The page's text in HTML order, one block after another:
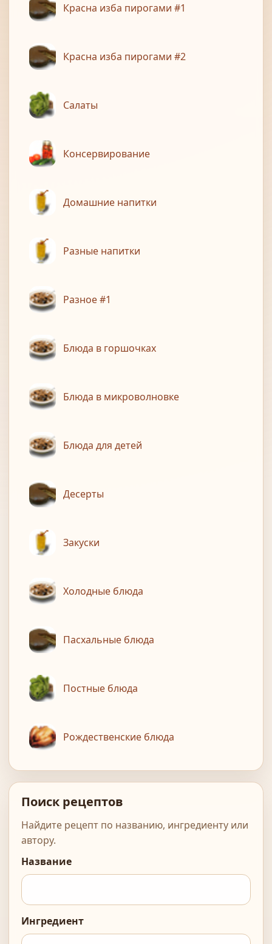
Красна изба пирогами #1
Красна изба пирогами #2
Салаты
Консервирование
Домашние напитки
Разные напитки
Разное #1
Блюда в горшочках
Блюда в микроволновке
Блюда для детей
Десерты
Закуски
Холодные блюда
Пасхальные блюда
Постные блюда
Рождественские блюда
Поиск рецептов
Найдите рецепт по названию, ингредиенту или
автору.
Название
Ингредиент